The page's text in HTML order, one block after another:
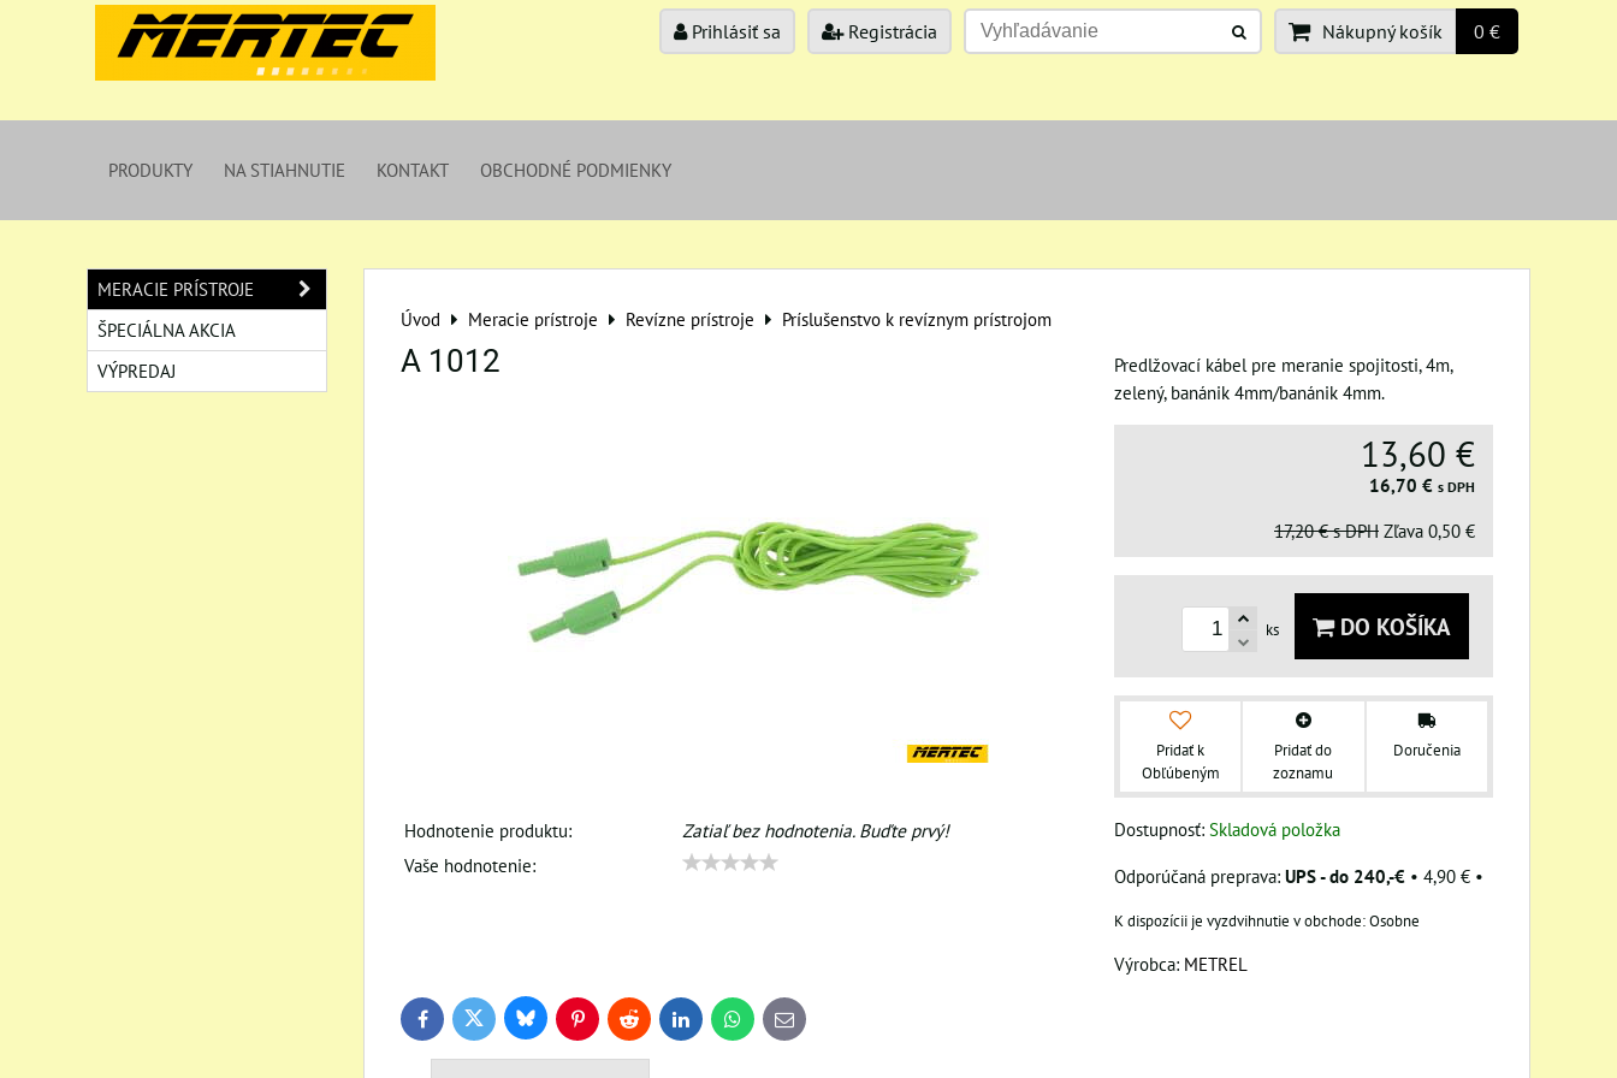
Prihlásiť sa Registrácia Nákupný košík 0 €
PRODUKTY NA STIAHNUTIE KONTAKT OBCHODNÉ PODMIENKY
Úvod Meracie prístroje Revízne prístroje Príslušenstvo k revíznym prístrojom
A 1012
Hodnotenie produktu:
Zatiaľ bez hodnotenia. Buďte prvý!
Vaše hodnotenie:
Predlžovací kábel pre meranie spojitosti, 4m,
zelený, banánik 4mm/banánik 4mm.
13,60 €
16,70 € s DPH
17,20 € s DPH Zľava 0,50 €
ks DO KOŠÍKA
Pridať k
Obľúbeným
Pridať do
zoznamu
Doručenia
Dostupnosť: Skladová položka
UPS - do 240,-€ • 4,90 € •
Osobne
Výrobca: METREL
FacebookTwitter BlueskyPinterestReddit LinkedInWhatsApp
E-
mail
MERACIE PRÍSTROJE
ŠPECIÁLNA AKCIA
VÝPREDAJ